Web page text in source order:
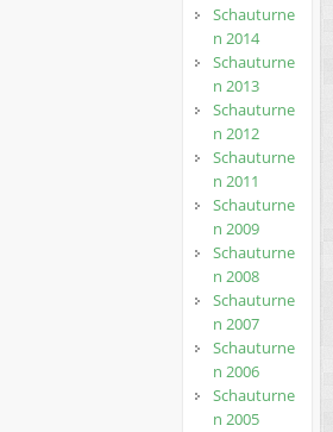
Schauturne
n 2014
Schauturne
n 2013
Schauturne
n 2012
Schauturne
n 2011
Schauturne
n 2009
Schauturne
n 2008
Schauturne
n 2007
Schauturne
n 2006
Schauturne
n 2005